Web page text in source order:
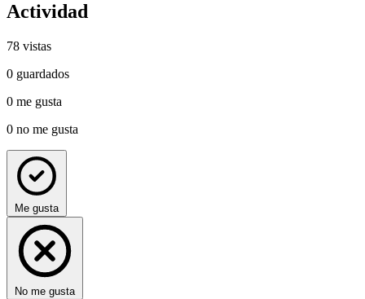
Actividad
78 vistas
0 guardados
0 me gusta
0 no me gusta
Me gusta
No me gusta